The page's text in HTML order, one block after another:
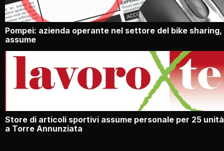
Pompei: azienda operante nel settore del bike sharing,
assume
Store di articoli sportivi assume personale per 25 unità
a Torre Annunziata